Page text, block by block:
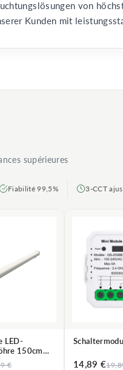
von
Kunden mit
supérieures
Fiabilité 99,5% 3-CCT
LED-
150cm
W
€ 14,89 €